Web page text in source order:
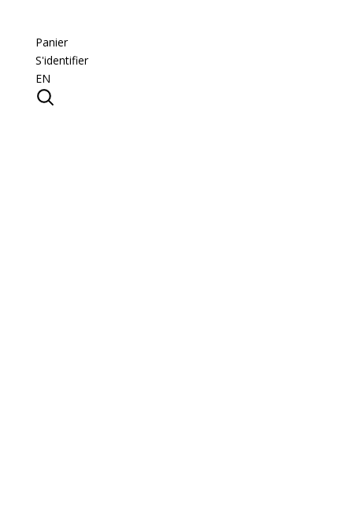
Panier
S'identifier
EN